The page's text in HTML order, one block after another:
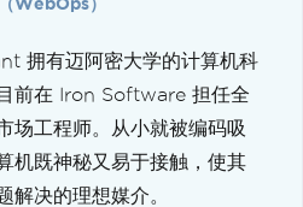
WebOps）
拥有迈阿密大学的计算机科
前在 Iron Software 担任全
场工程师。从小就被编码吸
机既神秘又易于接触，使其
解决的理想媒介。